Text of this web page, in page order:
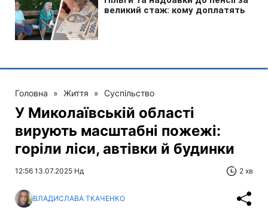
Головна » Життя » Суспільство
У Миколаївській області
вирують масштабні пожежі:
горіли ліси, автівки й будинки
12:56 13.07.2025 Нд 2 хв
ВЛАДИСЛАВА ТКАЧЕНКО